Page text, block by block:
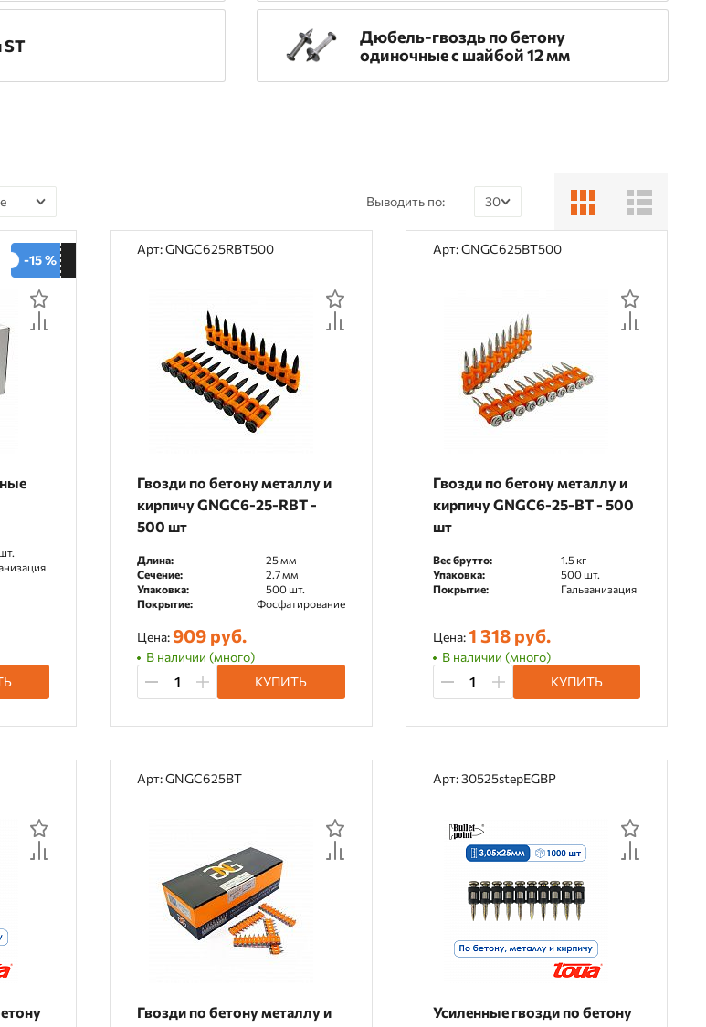
ST
Дюбель-гвоздь по бетону
одиночные с шайбой 12 мм
Выводить по:
30
30
-15 %
Арт: GNGC625RBT500
Гвозди по бетону металлу и
кирпичу GNGC6-25-RBT -
500 шт
Длина:
25 мм
Сечение:
2.7 мм
Упаковка:
500 шт.
Покрытие:
Фосфатирование
Цена:909 руб.
В наличии (много)
КУПИТЬ
Арт: GNGC625BT500
Гвозди по бетону металлу и
кирпичу GNGC6-25-BT - 500
шт
Вес брутто:
1.5 кг
Упаковка:
500 шт.
Покрытие:
Гальванизация
Цена:1 318 руб.
В наличии (много)
КУПИТЬ
Арт: GNGC625BT
Гвозди по бетону металлу и
Арт: 30525stepEGBP
Усиленные гвозди по бетону